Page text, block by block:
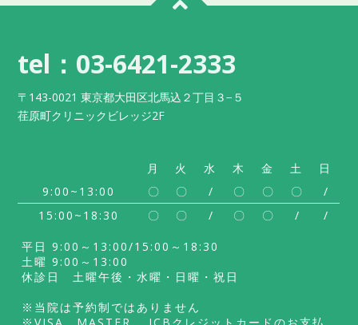
tel：03-6421-2333
〒143-0021 東京都大田区北馬込２丁目３−５
荏原町クリニックビレッジ2F
月 火 水 木 金 土
日
9:00~13:00
〇 〇 / 〇 〇 〇
/
15:00~18:30
〇 〇 / 〇 〇 / /
平日 9:00～13:00/15:00～18:30
土曜 9:00～13:00
休診日 土曜午後・水曜・日曜・祝日
※当院は予約制ではありません